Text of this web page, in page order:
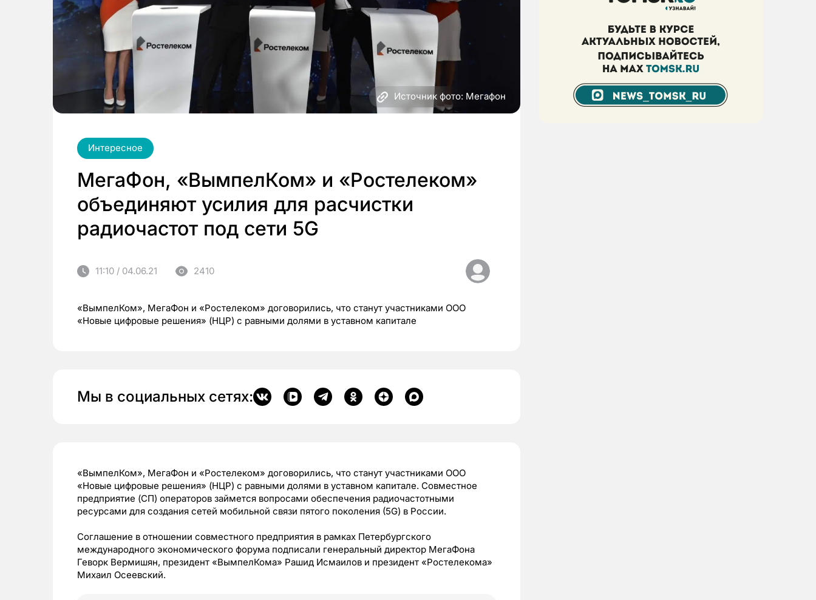
Источник фото: Мегафон
Интересное
МегаФон, «ВымпелКом» и «Ростелеком»
объединяют усилия для расчистки
радиочастот под сети 5G
11:10 / 04.06.21 2410
«ВымпелКом», МегаФон и «Ростелеком» договорились, что станут участниками ООО
«Новые цифровые решения» (НЦР) с равными долями в уставном капитале
Мы в социальных сетях:
«ВымпелКом», МегаФон и «Ростелеком» договорились, что станут участниками ООО
«Новые цифровые решения» (НЦР) с равными долями в уставном капитале. Совместное
предприятие (СП) операторов займется вопросами обеспечения радиочастотными
ресурсами для создания сетей мобильной связи пятого поколения (5G) в России.
Соглашение в отношении совместного предприятия в рамках Петербургского
международного экономического форума подписали генеральный директор МегаФона
Геворк Вермишян, президент «ВымпелКома» Рашид Исмаилов и президент «Ростелекома»
Михаил Осеевский.